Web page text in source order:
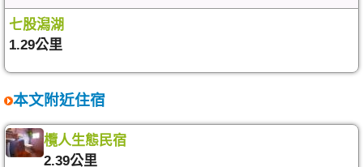
七股潟湖
1.29公里
本文附近住宿
欖人生態民宿
2.39公里